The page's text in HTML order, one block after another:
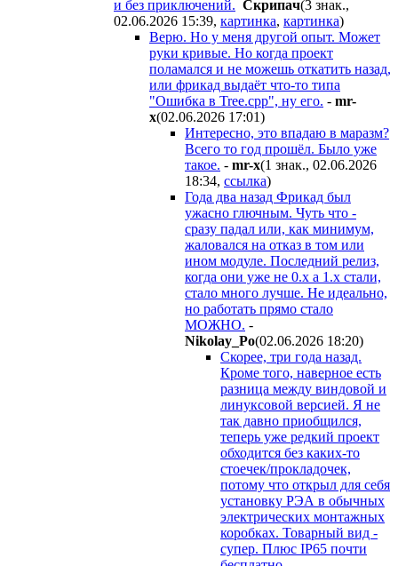
и без приключений. Cкpипaч(3 знак.,
02.06.2026 15:39, картинка, картинка)
Верю. Но у меня другой опыт. Может
руки кривые. Но когда проект
поламался и не можешь откатить назад,
или фрикад выдаёт что-то типа
"Ошибка в Tree.cpp", ну его. - mr-
x(02.06.2026 17:01)
Интересно, это впадаю в маразм?
Всего то год прошёл. Было уже
такое. - mr-x(1 знак., 02.06.2026
18:34, ссылка)
Года два назад Фрикад был
ужасно глючным. Чуть что -
сразу падал или, как минимум,
жаловался на отказ в том или
ином модуле. Последний релиз,
когда они уже не 0.х а 1.х стали,
стало много лучше. Не идеально,
но работать прямо стало
МОЖНО. -
Nikolay_Po(02.06.2026 18:20)
Скорее, три года назад.
Кроме того, наверное есть
разница между виндовой и
линуксовой версией. Я не
так давно приобщился,
теперь уже редкий проект
обходится без каких-то
стоечек/прокладочек,
потому что открыл для себя
установку РЭА в обычных
электрических монтажных
коробках. Товарный вид -
супер. Плюс IP65 почти